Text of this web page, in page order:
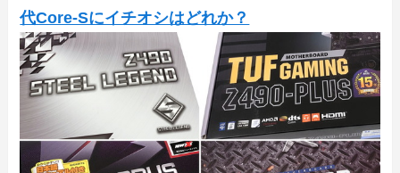
代Core-Sにイチオシはどれか？